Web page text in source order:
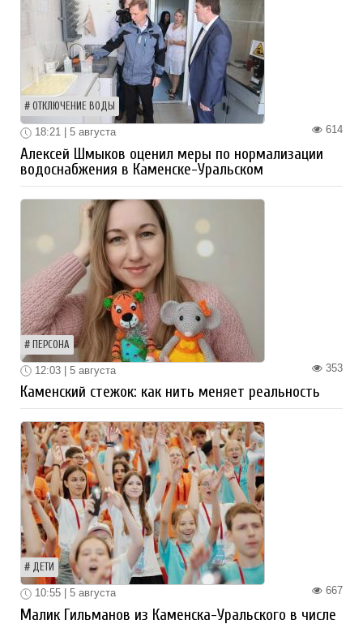
ОТКЛЮЧЕНИЕ ВОДЫ
614
18:21 | 5 августа
Алексей Шмыков оценил меры по нормализации
водоснабжения в Каменске-Уральском
ПЕРСОНА
353
12:03 | 5 августа
Каменский стежок: как нить меняет реальность
ДЕТИ
667
10:55 | 5 августа
Малик Гильманов из Каменска-Уральского в числе